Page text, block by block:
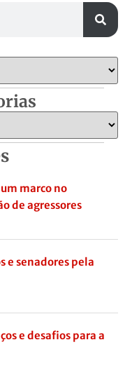
marco no
de agressores
e senadores pela
e desafios para a